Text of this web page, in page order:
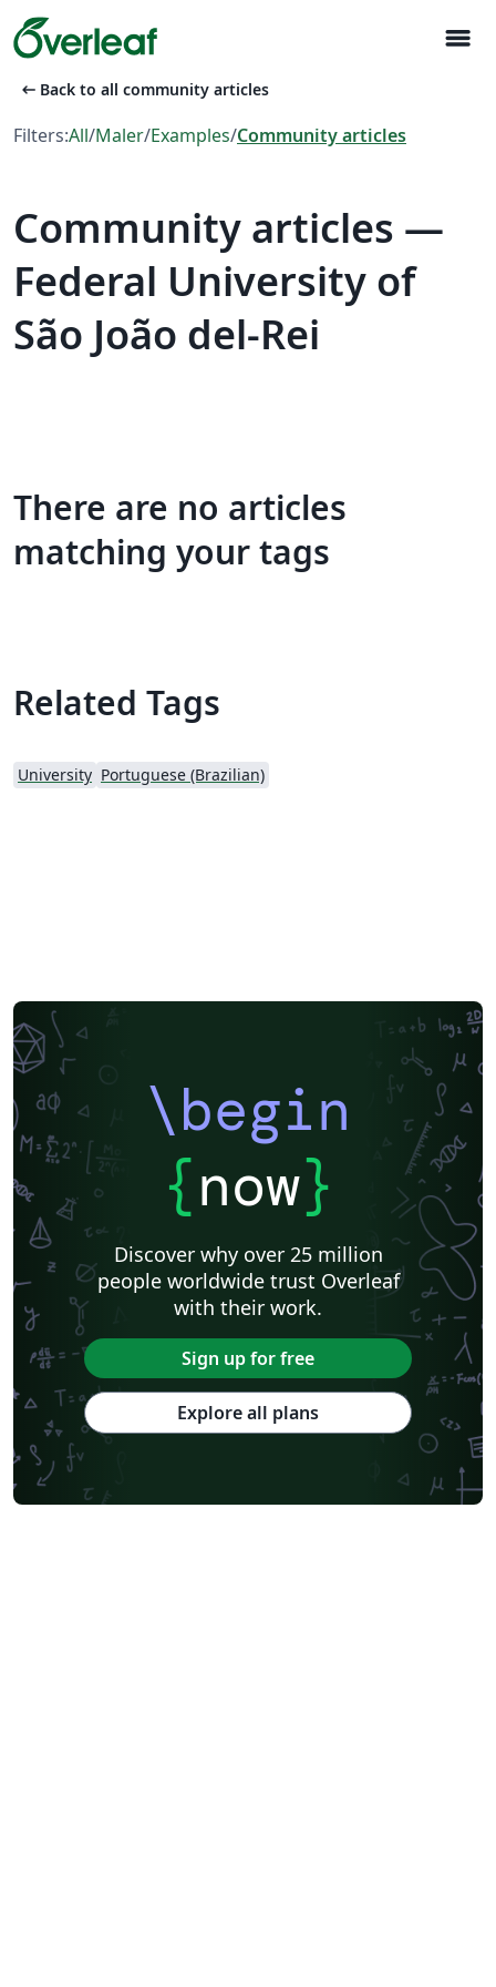
menu
arrow_left_alt Back to all community articles
Filters:All/Maler/Examples/Community articles
Community articles —
Federal University of
São João del-Rei
There are no articles
matching your tags
Related Tags
University Portuguese (Brazilian)
\begin
{now}
Discover why over 25 million
people worldwide trust Overleaf
with their work.
Sign up for free
Explore all plans